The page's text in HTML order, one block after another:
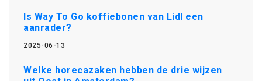
Is Way To Go koffiebonen van Lidl een
aanrader?
2025-06-13
Welke horecazaken hebben de drie wijzen